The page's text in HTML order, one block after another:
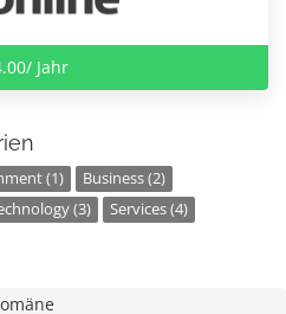
Jahr
(1)
Business (2)
(3)
Services (4)